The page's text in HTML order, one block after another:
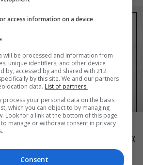
ΘΕΑΤΡΟ
stand-up comedy των
στην Ταράτσα
του Λαμπέτη
access information on a device
will be processed and information from
unique identifiers, and other device
by, accessed by and shared with 212
by this site. We and our partners
data. List of partners.
process your personal data on the basis
which you can object to by managing
Look for a link at the bottom of this page
manage or withdraw consent in privacy
Consent